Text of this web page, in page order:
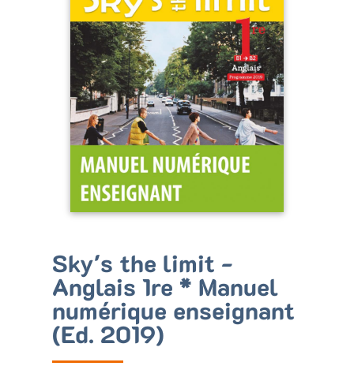
Mot de passe ou identifiant oublié
Bénéficiez de tarifs préférentiels
Téléchargez des ressources gratuites
Recevez des informations sur nos nouveautés
Sky's the limit -
Anglais 1re * Manuel
numérique enseignant
(Ed. 2019)